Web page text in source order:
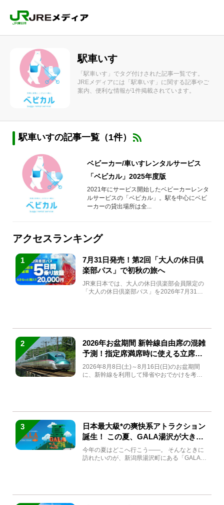
駅車いす
「駅車いす」でタグ付けされた記事一覧です。
JREメディアには「駅車いす」に関する記事やご
案内、便利な情報が1件掲載されています。
駅車いすの記事一覧（1件）
ベビーカー/車いすレンタルサービス
「ベビカル」2025年度版
2021年にサービス開始したベビーカーレンタ
ルサービスの「ベビカル」。駅を中心にベビ
ーカーの貸出場所は全...
アクセスランキング
1
7月31日発売！第2回「大人の休日倶
楽部パス」で初秋の旅へ
JR東日本では、大人の休日倶楽部会員限定の
「大人の休日倶楽部パス」を2026年7月31日
2
2026年お盆期間 新幹線自由席の混雑
予測！指定席満席時に使える立席特
急券も解説
2026年8月8日(土)～8月16日(日)のお盆期間
に、新幹線を利用して帰省やおでかけを考え
3
日本最大級*の爽快系アトラクション
誕生！ この夏、GALA湯沢が大きく
生まれ変わる
今年の夏はどこへ行こう――。 そんなときに
訪れたいのが、新潟県湯沢町にある「GALA湯